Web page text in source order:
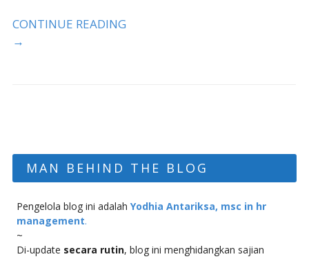
CONTINUE READING
→
MAN BEHIND THE BLOG
Pengelola blog ini adalah Yodhia Antariksa, msc in hr
management.
~
Di-update secara rutin, blog ini menghidangkan sajian